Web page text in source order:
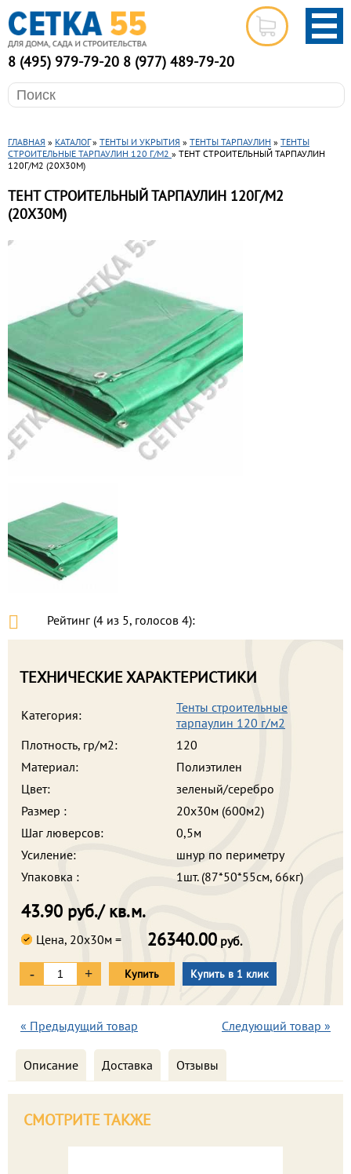
8 (495) 979-79-20 8 (977) 489-79-20
ГЛАВНАЯ » КАТАЛОГ» ТЕНТЫ И УКРЫТИЯ » ТЕНТЫ ТАРПАУЛИН » ТЕНТЫ
СТРОИТЕЛЬНЫЕ ТАРПАУЛИН 120 Г/М2 » ТЕНТ СТРОИТЕЛЬНЫЙ ТАРПАУЛИН
120Г/М2 (20Х30М)
ТЕНТ СТРОИТЕЛЬНЫЙ ТАРПАУЛИН 120Г/М2
(20Х30М)
Рейтинг (4 из 5, голосов 4):
ТЕХНИЧЕСКИЕ ХАРАКТЕРИСТИКИ
Категория:
Тенты строительные
тарпаулин 120 г/м2
Плотность, гр/м2:
120
Материал:
Полиэтилен
Цвет:
зеленый/серебро
Размер :
20х30м (600м2)
Шаг люверсов:
0,5м
Усиление:
шнур по периметру
Упаковка :
1шт. (87*50*55см, 66кг)
43.90 руб./ кв.м.
Цена, 20х30м = 26340.00 руб.
- + Купить Купить в 1 клик
« Предыдущий товар Следующий товар »
Описание Доставка Отзывы
СМОТРИТЕ ТАКЖЕ